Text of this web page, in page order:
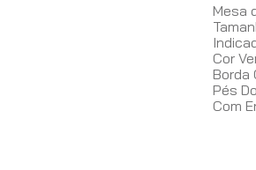
Mesa
Cor
Borda
Pés
Com